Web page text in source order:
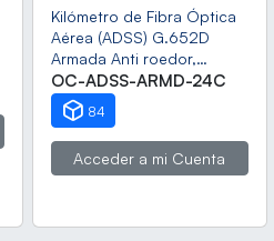
Kilómetro de Fibra Óptica
Aérea (ADSS) G.652D
Armada Anti roedor,
Dieléctrica, Monomodo 24
Hilos, Span 200
OC-ADSS-ARMD-24C
84
Acceder a mi Cuenta